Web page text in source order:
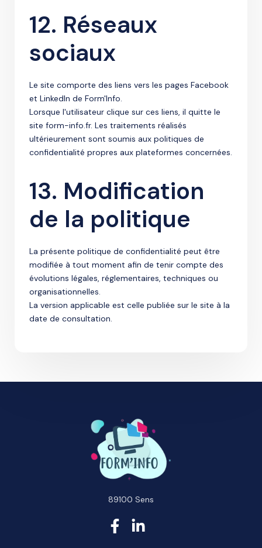
12. Réseaux
sociaux
Le site comporte des liens vers les pages Facebook
et LinkedIn de Form'Info.
Lorsque l'utilisateur clique sur ces liens, il quitte le
site form-info.fr. Les traitements réalisés
ultérieurement sont soumis aux politiques de
confidentialité propres aux plateformes concernées.
13. Modification
de la politique
La présente politique de confidentialité peut être
modifiée à tout moment afin de tenir compte des
évolutions légales, réglementaires, techniques ou
organisationnelles.
La version applicable est celle publiée sur le site à la
date de consultation.
89100 Sens